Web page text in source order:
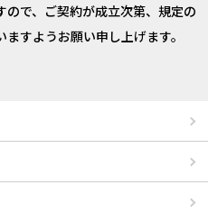
で、ご契約が成立次第、規定の
すようお願い申し上げます。